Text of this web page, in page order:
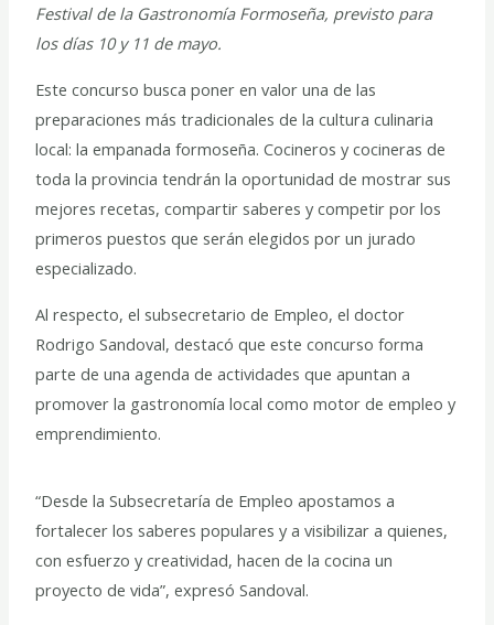
Festival de la Gastronomía Formoseña, previsto para
los días 10 y 11 de mayo.
Este concurso busca poner en valor una de las
preparaciones más tradicionales de la cultura culinaria
local: la empanada formoseña. Cocineros y cocineras de
toda la provincia tendrán la oportunidad de mostrar sus
mejores recetas, compartir saberes y competir por los
primeros puestos que serán elegidos por un jurado
especializado.
Al respecto, el subsecretario de Empleo, el doctor
Rodrigo Sandoval, destacó que este concurso forma
parte de una agenda de actividades que apuntan a
promover la gastronomía local como motor de empleo y
emprendimiento.
“Desde la Subsecretaría de Empleo apostamos a
fortalecer los saberes populares y a visibilizar a quienes,
con esfuerzo y creatividad, hacen de la cocina un
proyecto de vida”, expresó Sandoval.